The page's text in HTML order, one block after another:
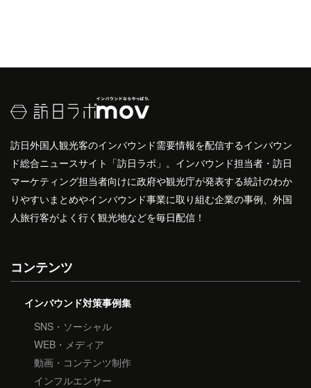
訪日外国人観光客のインバウンド需要情報を配信するインバウン
ド総合ニュースサイト「訪日ラボ」。インバウンド担当者・訪日
マーケティング担当者向けに政府や観光庁が発表する統計のわか
りやすいまとめやインバウンド事業に取り組む企業の事例、外国
人旅行客がよく行く観光地などを毎日配信！
コンテンツ
インバウンド対策事例集
SNS・ソーシャル
WEB・メディア
動画・コンテンツ制作
インフルエンサー